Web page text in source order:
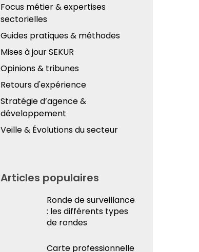
Focus métier & expertises
sectorielles
Guides pratiques & méthodes
Mises à jour SEKUR
Opinions & tribunes
Retours d'expérience
Stratégie d’agence &
développement
Veille & Évolutions du secteur
Articles populaires
Ronde de surveillance
: les différents types
de rondes
Carte professionnelle